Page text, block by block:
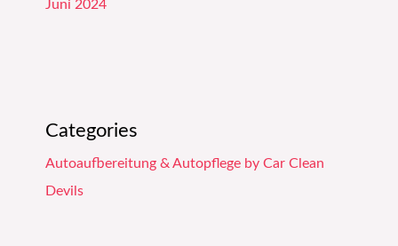
Juni 2024
Categories
Autoaufbereitung & Autopflege by Car Clean
Devils